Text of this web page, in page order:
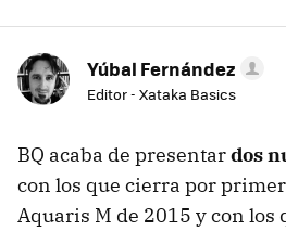
Yúbal Fernández
Editor - Xataka Basics
BQ acaba de presentardos
con los que cierra por
Aquaris M de 2015 y con los